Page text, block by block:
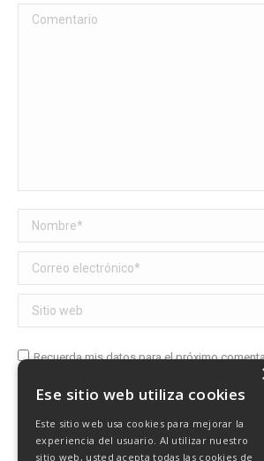
Comentario
Nombre *
Correo electrónico *
Sitio web
Recuerda mis datos para el próximo
Publicar comentario
Ese sitio web utiliza cookies
Este sitio web usa cookies para mejorar la
experiencia del usuario. Al utilizar nuestro
sitio web, usted acepta todas las cookies de